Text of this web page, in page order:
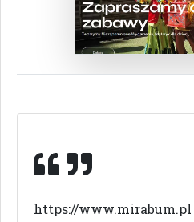
https://www.mirabum.pl